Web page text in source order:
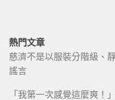
熱門文章
慈濟不是以服裝分階級、
謠言
「我第一次感覺這麼爽！